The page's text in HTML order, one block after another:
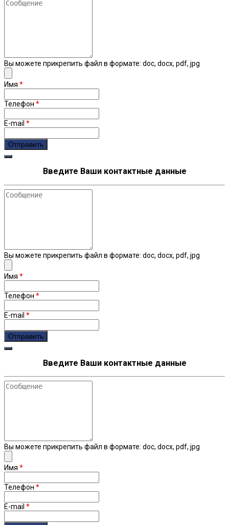
Вы можете прикрепить файл в формате: doc, docx, pdf, jpg
Имя *
Телефон *
E-mail *
Введите Ваши контактные данные
Сообщение
Вы можете прикрепить файл в формате: doc, docx, pdf, jpg
Имя *
Телефон *
E-mail *
Введите Ваши контактные данные
Сообщение
Вы можете прикрепить файл в формате: doc, docx, pdf, jpg
Имя *
Телефон *
E-mail *